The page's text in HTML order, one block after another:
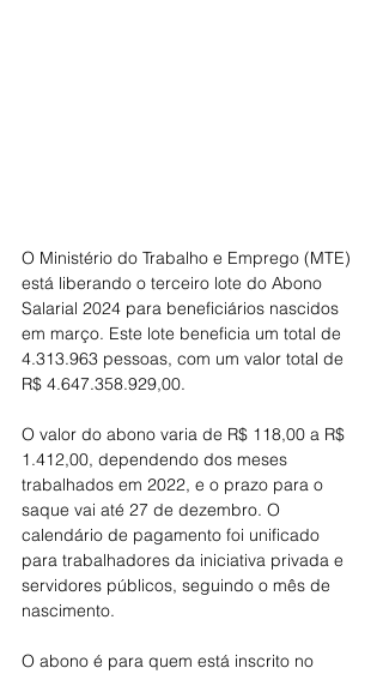
O Ministério do Trabalho e Emprego (MTE)
está liberando o terceiro lote do Abono
Salarial 2024 para beneficiários nascidos
em março. Este lote beneficia um total de
4.313.963 pessoas, com um valor total de
R$ 4.647.358.929,00.
O valor do abono varia de R$ 118,00 a R$
1.412,00, dependendo dos meses
trabalhados em 2022, e o prazo para o
saque vai até 27 de dezembro. O
calendário de pagamento foi unificado
para trabalhadores da iniciativa privada e
servidores públicos, seguindo o mês de
nascimento.
O abono é para quem está inscrito no